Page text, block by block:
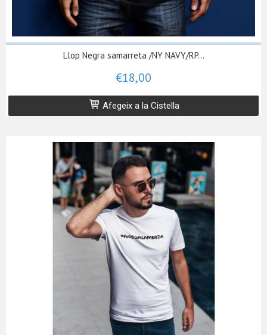
Llop Negra samarreta /NY NAVY/RP...
€18,00
Afegeix a la Cistella